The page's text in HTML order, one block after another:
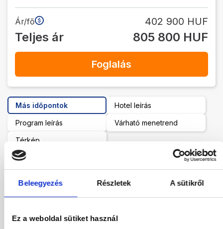
Beleegyezés Részletek A sütikről
Ez a weboldal sütiket használ
Ár/fő 402 900 HUF
Teljes ár 805 800 HUF
Foglalás
Más időpontok Hotel leírás
Program leírás Várható menetrend
Térkép
Budapest
Tartózkodási idő: